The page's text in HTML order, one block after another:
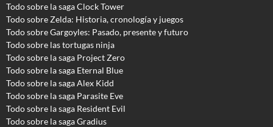
Todo sobre la saga Clock Tower
Todo sobre Zelda: Historia, cronología y juegos
Todo sobre Gargoyles: Pasado, presente y futuro
Todo sobre las tortugas ninja
Todo sobre la saga Project Zero
Todo sobre la saga Eternal Blue
Todo sobre la saga Alex Kidd
Todo sobre la saga Parasite Eve
Todo sobre la saga Resident Evil
Todo sobre la saga Gradius